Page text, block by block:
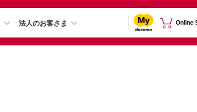
法人のお客さま Online